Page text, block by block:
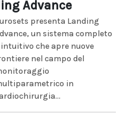
Advance
presenta Landing
un sistema completo
intuitivo che apre nuove
nel campo del
in